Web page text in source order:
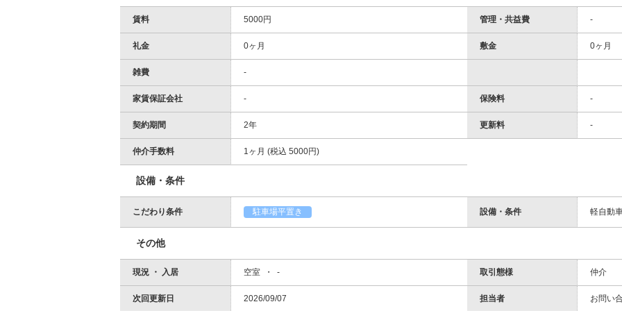
賃料 5000円 管理・共益費 -
礼金 0ヶ月 敷金 0ヶ月
雑費 -
家賃保証会社 - 保険料 -
契約期間 2年 更新料 -
仲介手数料 1ヶ月 (税込 5000円)
設備・条件
こだわり条件 駐車場平置き 設備・条件 軽自動
その他
現況 ・ 入居 空室 ・ - 取引態様 仲介
次回更新日 2026/09/07 担当者 お問い